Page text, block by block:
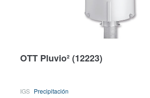
OTT Pluvio²(12223)
IGS Precipitación